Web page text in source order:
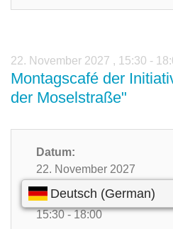
22. November 2027 , 15:30 -
Montagscafé der
der Moselstraße"
Datum:
22. November 2027
Zeit:
15:30 - 18:00